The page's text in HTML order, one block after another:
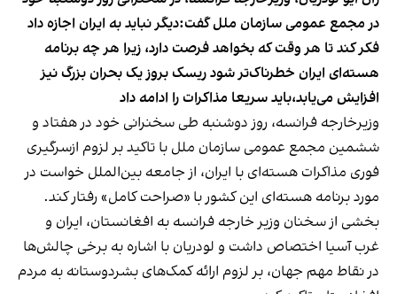
در مجمع عمومی سازمان ملل گفت:دیگر نباید به ایران اجازه داد
فکر کند تا هر وقت که بخواهد فرصت دارد، زیرا هر چه برنامه
هسته‌ای ایران خطرناک‌تر شود ریسک بروز یک بحران بزرگ نیز
افزایش می‌یابد،باید سریعا مذاکرات را ادامه داد
وزیرخارجه فرانسه، روز دوشنبه طی سخنرانی خود در هفتاد و
ششمین مجمع عمومی سازمان ملل با تاکید بر لزوم ازسرگیری
فوری مذاکرات هسته‌ای با ایران، از جامعه بین‌الملل خواست در
مورد برنامه هسته‌ای این کشور با «صراحت کامل» رفتار کند.
بخشی از سخنان وزیر خارجه فرانسه به افغانستان، ایران و
غرب آسیا اختصاص داشت و لودریان با اشاره به برخی چالش‌ها
در نقاط مهم جهان، بر لزوم ارائه کمک‌های بشردوستانه به مردم